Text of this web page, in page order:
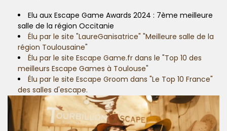
Elu aux Escape Game Awards 2024 : 7ème meilleure
salle de la région Occitanie
Élu par le site "LaureGanisatrice" "Meilleure salle de la
région Toulousaine"
Élu par le site Escape Game.fr dans le "Top 10 des
meilleurs Escape Games à Toulouse"
Élu par le site Escape Groom dans "Le Top 10 France"
des salles d'escape.